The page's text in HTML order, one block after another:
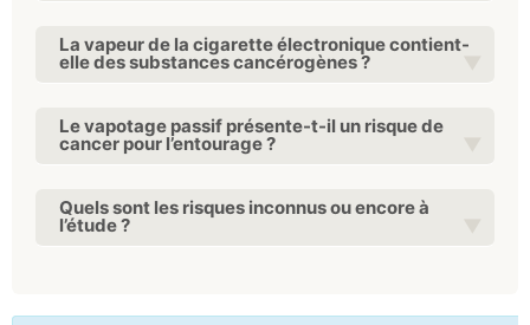
La vapeur de la cigarette électronique contient-
elle des substances cancérogènes ?
Le vapotage passif présente-t-il un risque de
cancer pour l’entourage ?
Quels sont les risques inconnus ou encore à
l’étude ?